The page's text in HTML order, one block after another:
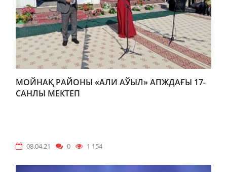
МОЙНАҚ РАЙОНЫ «АЛИ АЎЫЛ» АПЖДАҒЫ 17-
САНЛЫ МЕКТЕП
08.04.21 0 1 154